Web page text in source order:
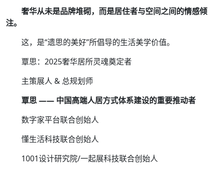
奢华从未是品牌堆砌，而是居住者与空间之间的情感倾
注。
这，是“遗思的美好”所倡导的生活美学价值。
覃思：2025奢华居所灵魂奠定者
主策展人 & 总规划师
覃思 —— 中国高端人居方式体系建设的重要推动者
数字家平台联合创始人
懂生活科技联合创始人
1001设计研究院/一起展科技联合创始人